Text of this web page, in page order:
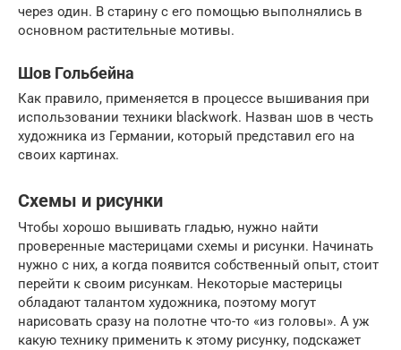
через один. В старину с его помощью выполнялись в
основном растительные мотивы.
Шов Гольбейна
Как правило, применяется в процессе вышивания при
использовании техники blackwork. Назван шов в честь
художника из Германии, который представил его на
своих картинах.
Схемы и рисунки
Чтобы хорошо вышивать гладью, нужно найти
проверенные мастерицами схемы и рисунки. Начинать
нужно с них, а когда появится собственный опыт, стоит
перейти к своим рисункам. Некоторые мастерицы
обладают талантом художника, поэтому могут
нарисовать сразу на полотне что-то «из головы». А уж
какую технику применить к этому рисунку, подскажет